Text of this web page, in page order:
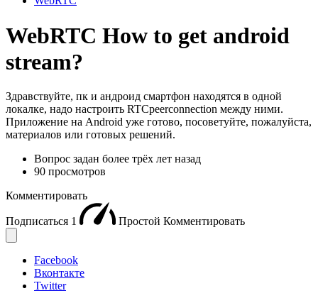
WebRTC How to get android
stream?
Здравствуйте, пк и андроид смартфон находятся в одной
локалке, надо настроить RTCpeerconnection между ними.
Приложение на Android уже готово, посоветуйте, пожалуйста,
материалов или готовых решений.
Вопрос задан более трёх лет назад
90 просмотров
Комментировать
Подписаться 1 Простой Комментировать
Facebook
Вконтакте
Twitter